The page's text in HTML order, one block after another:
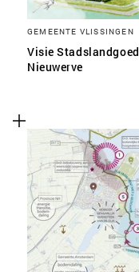
GEMEENTE VLISSINGEN
Visie Stadslandgoed
Nieuwerve